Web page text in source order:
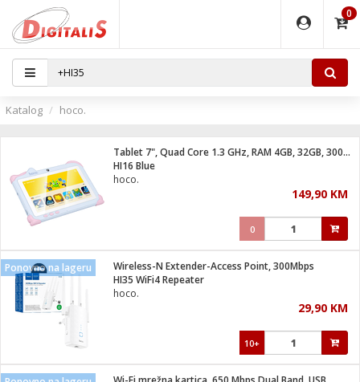
0
...
pribor
i pribor
/ G4
svjetla
grla
- Analogija
- IP
IP kamere
Katalog hoco.
Tablet 7", Quad Core 1.3 GHz, RAM 4GB, 32GB, 3000 mAh
HI16 Blue
hoco.
149,90 KM
0
Ponovno na lageru
Wireless-N Extender-Access Point, 300Mbps
HI35 WiFi4 Repeater
hoco.
29,90 KM
10+